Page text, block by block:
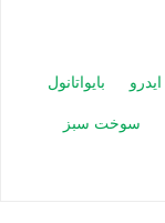
ایدرو بایواتانول
سوخت سبز